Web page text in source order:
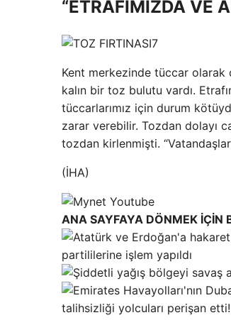
“ETRAFIMIZDA VE
Kent merkezinde tüccar olarak
kalın bir toz bulutu vardı.
tüccarlarımız için durum
zarar verebilir. Tozdan dolayı
tozdan kirlenmişti.
(İHA)
ANA SAYFAYA DÖNMEK İÇİN
partililerine işlem yapıldı
talihsizliği yolcuları perişan etti!